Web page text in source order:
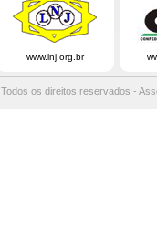
www.lnj.org.br
Todos os direitos reservados -